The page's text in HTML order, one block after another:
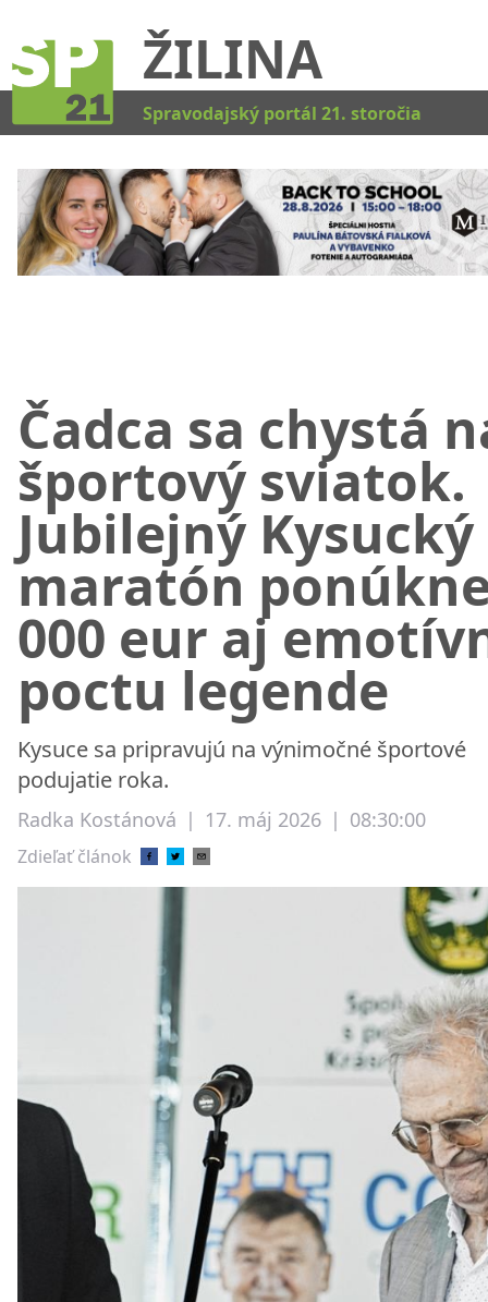
ŽILINA
Spravodajský portál 21. storočia
Čadca sa chystá
športový sviatok.
Jubilejný Kysucký
maratón
000 eur aj
poctu legende
Kysuce sa pripravujú na výnimočné športové
podujatie roka.
Radka Kostánová | 17. máj 2026 | 08:30:00
Zdieľať článok